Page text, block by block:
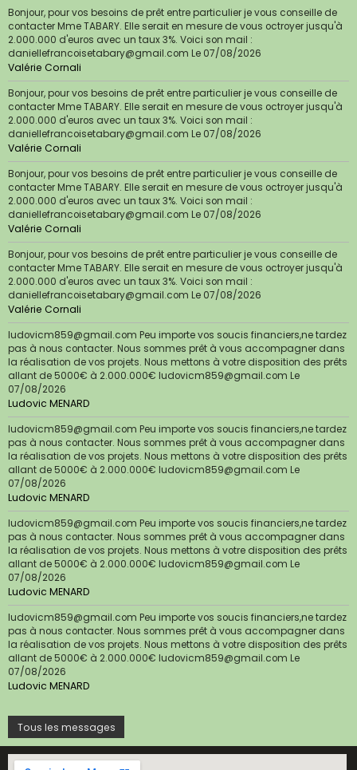
Bonjour, pour vos besoins de prêt entre particulier je vous conseille de
contacter Mme TABARY. Elle serait en mesure de vous octroyer jusqu'à
2.000.000 d'euros avec un taux 3%. Voici son mail :
daniellefrancoisetabary@gmail.com Le 07/08/2026
Valérie Cornali
Bonjour, pour vos besoins de prêt entre particulier je vous conseille de
contacter Mme TABARY. Elle serait en mesure de vous octroyer jusqu'à
2.000.000 d'euros avec un taux 3%. Voici son mail :
daniellefrancoisetabary@gmail.com Le 07/08/2026
Valérie Cornali
Bonjour, pour vos besoins de prêt entre particulier je vous conseille de
contacter Mme TABARY. Elle serait en mesure de vous octroyer jusqu'à
2.000.000 d'euros avec un taux 3%. Voici son mail :
daniellefrancoisetabary@gmail.com Le 07/08/2026
Valérie Cornali
Bonjour, pour vos besoins de prêt entre particulier je vous conseille de
contacter Mme TABARY. Elle serait en mesure de vous octroyer jusqu'à
2.000.000 d'euros avec un taux 3%. Voici son mail :
daniellefrancoisetabary@gmail.com Le 07/08/2026
Valérie Cornali
ludovicm859@gmail.com Peu importe vos soucis financiers,ne tardez
pas à nous contacter. Nous sommes prêt à vous accompagner dans
la réalisation de vos projets. Nous mettons à votre disposition des prêts
allant de 5000€ à 2.000.000€ ludovicm859@gmail.com Le
07/08/2026
Ludovic MENARD
ludovicm859@gmail.com Peu importe vos soucis financiers,ne tardez
pas à nous contacter. Nous sommes prêt à vous accompagner dans
la réalisation de vos projets. Nous mettons à votre disposition des prêts
allant de 5000€ à 2.000.000€ ludovicm859@gmail.com Le
07/08/2026
Ludovic MENARD
ludovicm859@gmail.com Peu importe vos soucis financiers,ne tardez
pas à nous contacter. Nous sommes prêt à vous accompagner dans
la réalisation de vos projets. Nous mettons à votre disposition des prêts
allant de 5000€ à 2.000.000€ ludovicm859@gmail.com Le
07/08/2026
Ludovic MENARD
ludovicm859@gmail.com Peu importe vos soucis financiers,ne tardez
pas à nous contacter. Nous sommes prêt à vous accompagner dans
la réalisation de vos projets. Nous mettons à votre disposition des prêts
allant de 5000€ à 2.000.000€ ludovicm859@gmail.com Le
07/08/2026
Ludovic MENARD
Tous les messages